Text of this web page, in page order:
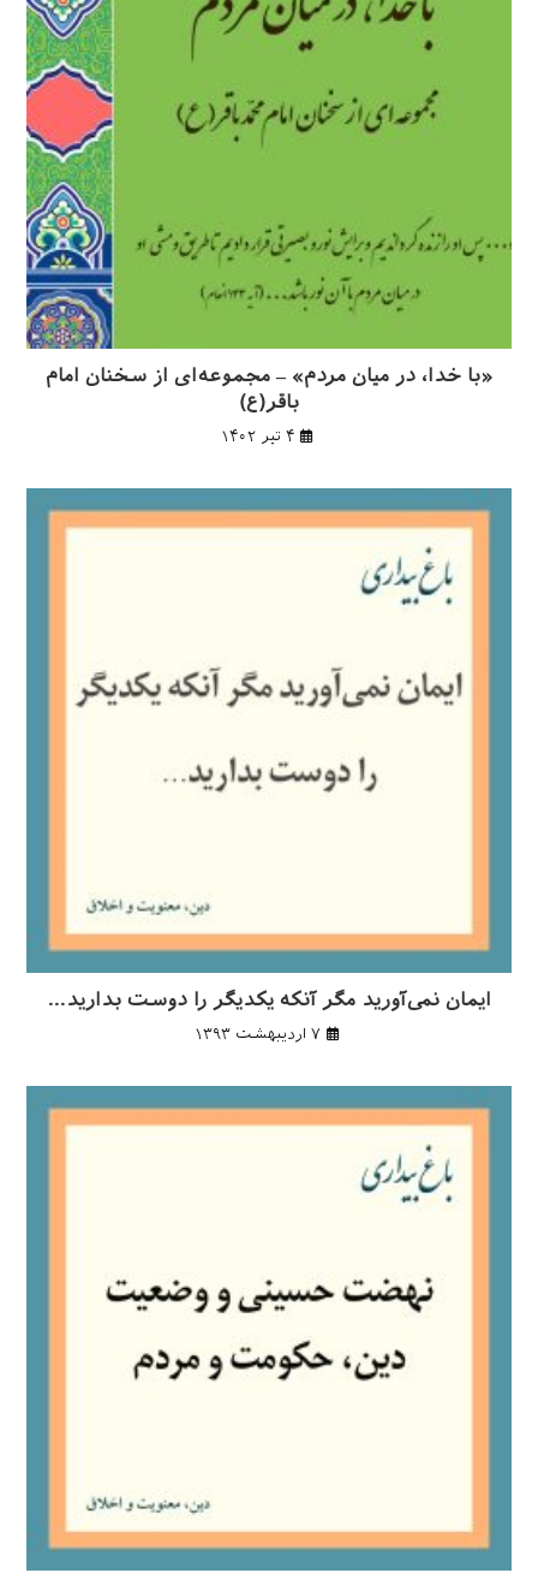
«با خدا، در میان مردم» – مجموعه‌ای از سخنان امام
باقر(ع)
۴ تیر ۱۴۰۲
ایمان نمی‌آورید مگر آنکه یکدیگر را دوست بدارید…
۷ اردیبهشت ۱۳۹۳